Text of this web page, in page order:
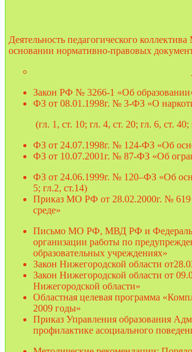
Деятельность педагогического
основании нормативно-правовых
Закон РФ № 3266-1 «Об
ФЗ от 08.01.1998г. № 3-ФЗ «О
(гл. 1, ст. 10; гл. 4, ст. 20; гл. 6, ст. 40;
ФЗ от 24.07.1998г. № 124-ФЗ «Об
ФЗ от 10.07.2001г. № 87-ФЗ «Об
ФЗ от 24.06.1999г. № 120–ФЗ «Об
5; гл.2, ст.14)
Приказ МО РФ от 28.02.2000г. № 619
среде»
Письмо МО РФ, МВД РФ и
организации работы по
образовательных
Закон Нижегородской области
Закон Нижегородской области от
Нижегородской области»
Областная целевая программа
2009 годы»
Приказ Управления образования
профилактике асоциального